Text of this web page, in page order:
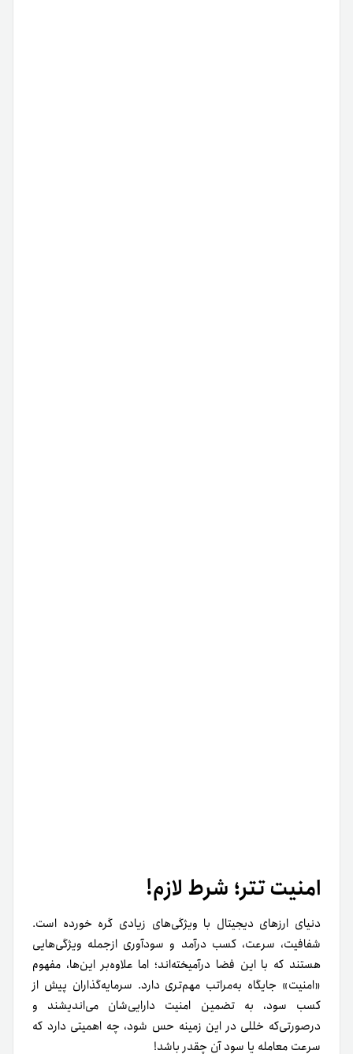
امنیت تتر؛ شرط لازم!
دنیای ارزهای دیجیتال با ویژگی‌های زیادی گره خورده است.
شفافیت، سرعت، کسب درآمد و سودآوری ازجمله ویژگی‌هایی
هستند که با این فضا درآمیخته‌اند؛ اما علاوه‌بر این‌ها‌، مفهوم
«امنیت» جایگاه به‌مراتب مهم‌تری دارد. سرمایه‌گذاران پیش از
کسب سود، به تضمین امنیت دارایی‌شان می‌اندیشند و
درصورتی‌که خللی در این زمینه حس شود، چه اهمیتی دارد که
سرعت معامله یا سود آن چقدر باشد!